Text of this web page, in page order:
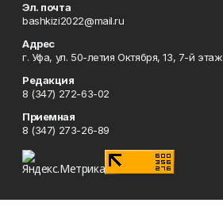
Эл. почта
bashkizi2022@mail.ru
Адрес
г. Уфа, ул. 50-летия Октября, 13, 7-й этаж
Редакция
8 (347) 272-63-02
Приемная
8 (347) 273-26-89